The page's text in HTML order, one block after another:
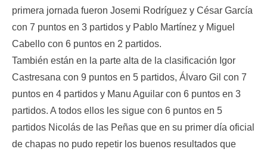
primera jornada fueron Josemi Rodríguez y César García
con 7 puntos en 3 partidos y Pablo Martínez y Miguel
Cabello con 6 puntos en 2 partidos.
También están en la parte alta de la clasificación Igor
Castresana con 9 puntos en 5 partidos, Álvaro Gil con 7
puntos en 4 partidos y Manu Aguilar con 6 puntos en 3
partidos. A todos ellos les sigue con 6 puntos en 5
partidos Nicolás de las Peñas que en su primer día oficial
de chapas no pudo repetir los buenos resultados que